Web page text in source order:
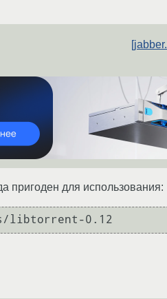
пригоден для использования:
libtorrent-0.12